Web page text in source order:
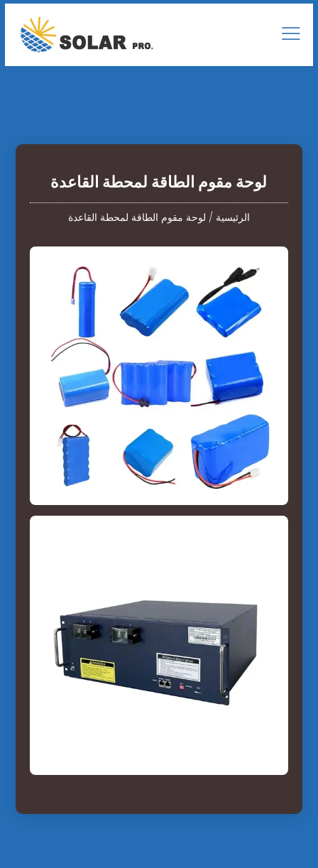
لوحة مقوم الطاقة لمحطة القاعدة
الرئيسية / لوحة مقوم الطاقة لمحطة القاعدة